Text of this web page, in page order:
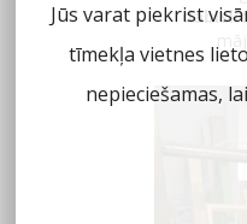
Jūs varat piekrist
tīmekļa vietnes
nepieciešamas,